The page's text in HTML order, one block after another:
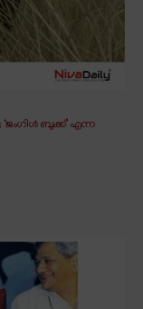
‘ജംഗിൾ ബുക്ക്’ എന്ന